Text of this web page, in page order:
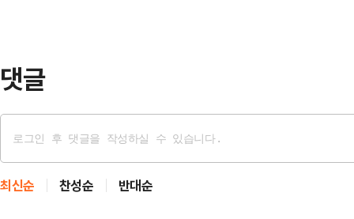
댓글
최신순 찬성순 반대순